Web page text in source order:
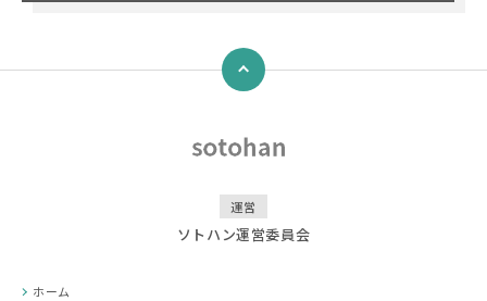
↑
運営
ソトハン運営委員会
ホーム